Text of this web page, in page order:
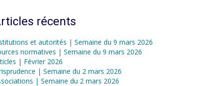
récents
et autorités | Semaine du 9 mars 2026
normatives | Semaine du 9 mars 2026
| Février 2026
| Semaine du 2 mars 2026
| Semaine du 2 mars 2026